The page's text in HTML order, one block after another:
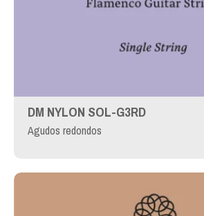
DM NYLON SOL-G3RD
Agudos redondos